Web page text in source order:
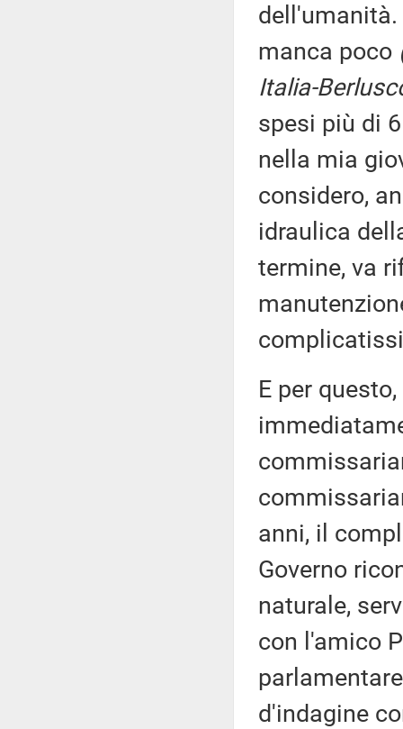
dell'umanità.
manca poco
Italia-
spesi più di
nella mia
considero,
idraulica
termine, va
E per
anni, il
Governo
naturale,
con l'amico
d'indagine